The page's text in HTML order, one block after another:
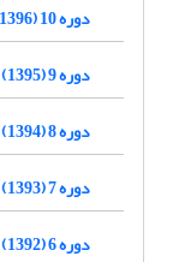
دوره 10 (1396)
دوره 9 (1395)
دوره 8 (1394)
دوره 7 (1393)
دوره 6 (1392)